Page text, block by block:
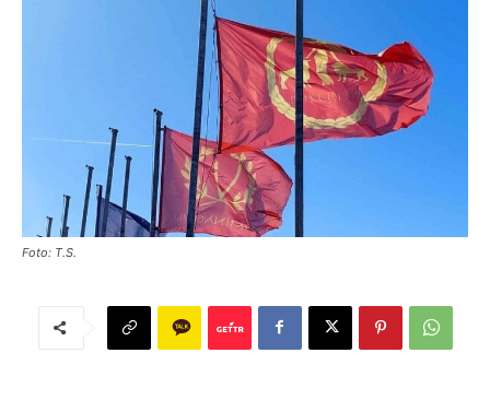
Foto: T.S.